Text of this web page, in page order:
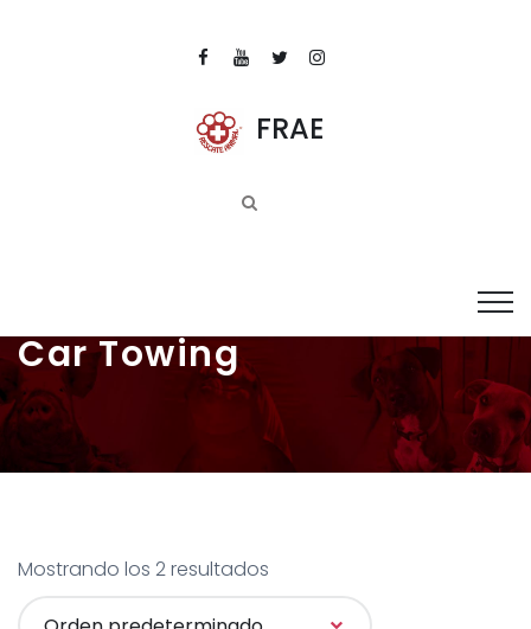
FRAE
Car Towing
Mostrando los 2 resultados